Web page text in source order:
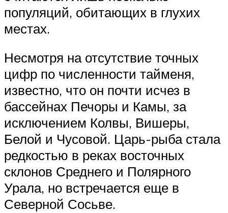
популяций, обитающих в глухих
местах.
Несмотря на отсутствие точных
цифр по численности тайменя,
известно, что он почти исчез в
бассейнах Печоры и Камы, за
исключением Колвы, Вишеры,
Белой и Чусовой. Царь-рыба стала
редкостью в реках восточных
склонов Среднего и Полярного
Урала, но встречается еще в
Северной Сосьве.